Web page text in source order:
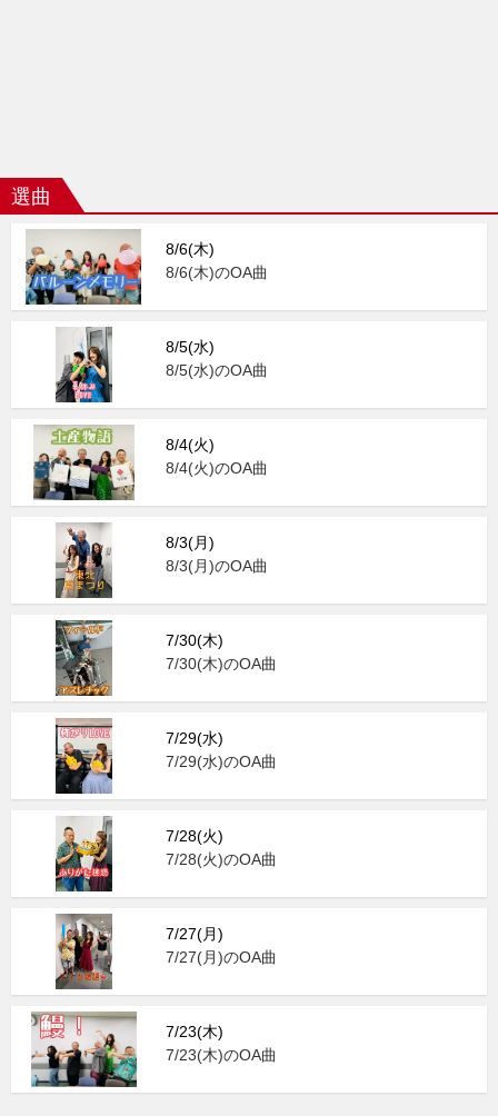
選曲
8/6(木)
8/6(木)のOA曲
8/5(水)
8/5(水)のOA曲
8/4(火)
8/4(火)のOA曲
8/3(月)
8/3(月)のOA曲
7/30(木)
7/30(木)のOA曲
7/29(水)
7/29(水)のOA曲
7/28(火)
7/28(火)のOA曲
7/27(月)
7/27(月)のOA曲
7/23(木)
7/23(木)のOA曲